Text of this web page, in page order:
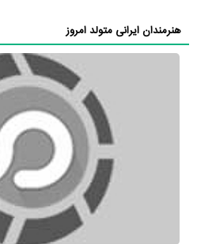
هنرمندان ایرانی متولد امروز